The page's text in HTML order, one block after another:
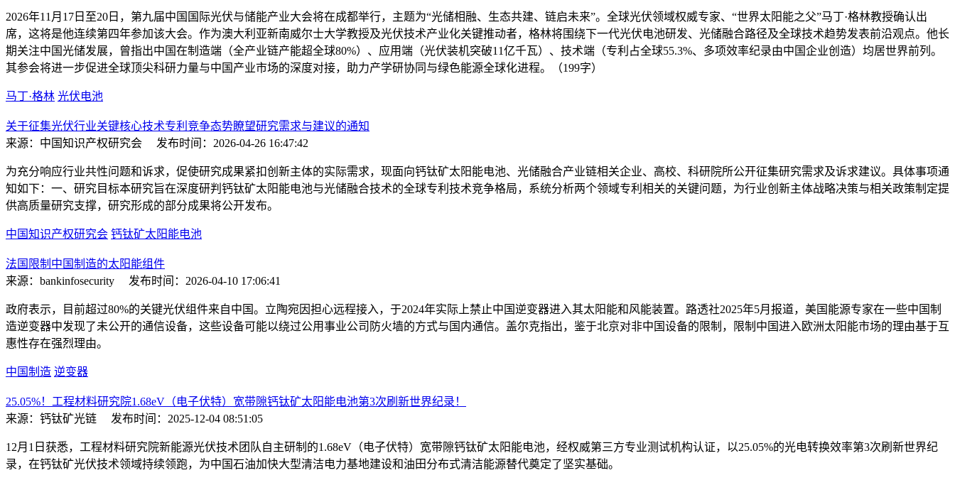
2026年11月17日至20日，第九届中国国际光伏与储能产业大会将在成都举行，主题为“光储相融、生态共建、链启未来”。全球光伏领域权威专家、“世界太阳能之父”马丁·格林教授确认出
席，这将是他连续第四年参加该大会。作为澳大利亚新南威尔士大学教授及光伏技术产业化关键推动者，格林将围绕下一代光伏电池研发、光储融合路径及全球技术趋势发表前沿观点。他长
期关注中国光储发展，曾指出中国在制造端（全产业链产能超全球80%）、应用端（光伏装机突破11亿千瓦）、技术端（专利占全球55.3%、多项效率纪录由中国企业创造）均居世界前列。
其参会将进一步促进全球顶尖科研力量与中国产业市场的深度对接，助力产学研协同与绿色能源全球化进程。（199字）
马丁·格林 光伏电池
关于征集光伏行业关键核心技术专利竞争态势瞭望研究需求与建议的通知
来源：中国知识产权研究会
发布时间：2026-04-26 16:47:42
为充分响应行业共性问题和诉求，促使研究成果紧扣创新主体的实际需求，现面向钙钛矿太阳能电池、光储融合产业链相关企业、高校、科研院所公开征集研究需求及诉求建议。具体事项通
知如下：一、研究目标本研究旨在深度研判钙钛矿太阳能电池与光储融合技术的全球专利技术竞争格局，系统分析两个领域专利相关的关键问题，为行业创新主体战略决策与相关政策制定提
供高质量研究支撑，研究形成的部分成果将公开发布。
中国知识产权研究会 钙钛矿太阳能电池
法国限制中国制造的太阳能组件
来源：bankinfosecurity
发布时间：2026-04-10 17:06:41
政府表示，目前超过80%的关键光伏组件来自中国。立陶宛因担心远程接入，于2024年实际上禁止中国逆变器进入其太阳能和风能装置。路透社2025年5月报道，美国能源专家在一些中国制
造逆变器中发现了未公开的通信设备，这些设备可能以绕过公用事业公司防火墙的方式与国内通信。盖尔克指出，鉴于北京对非中国设备的限制，限制中国进入欧洲太阳能市场的理由基于互
惠性存在强烈理由。
中国制造 逆变器
25.05%！工程材料研究院1.68eV（电子伏特）宽带隙钙钛矿太阳能电池第3次刷新世界纪录！
来源：钙钛矿光链
发布时间：2025-12-04 08:51:05
12月1日获悉，工程材料研究院新能源光伏技术团队自主研制的1.68eV（电子伏特）宽带隙钙钛矿太阳能电池，经权威第三方专业测试机构认证，以25.05%的光电转换效率第3次刷新世界纪
录，在钙钛矿光伏技术领域持续领跑，为中国石油加快大型清洁电力基地建设和油田分布式清洁能源替代奠定了坚实基础。